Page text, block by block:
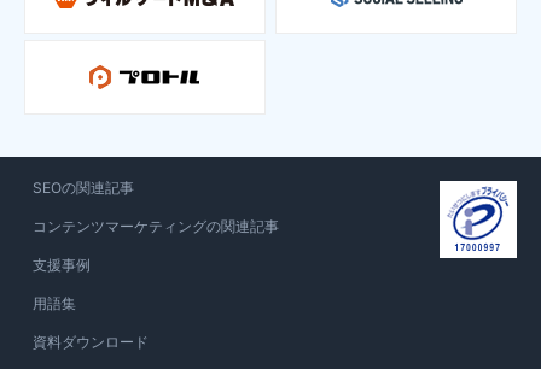
SEOの関連記事
コンテンツマーケティングの関連記事
支援事例
用語集
資料ダウンロード